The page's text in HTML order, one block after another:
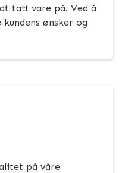
tatt vare på. Ved å
ønsker og
på våre